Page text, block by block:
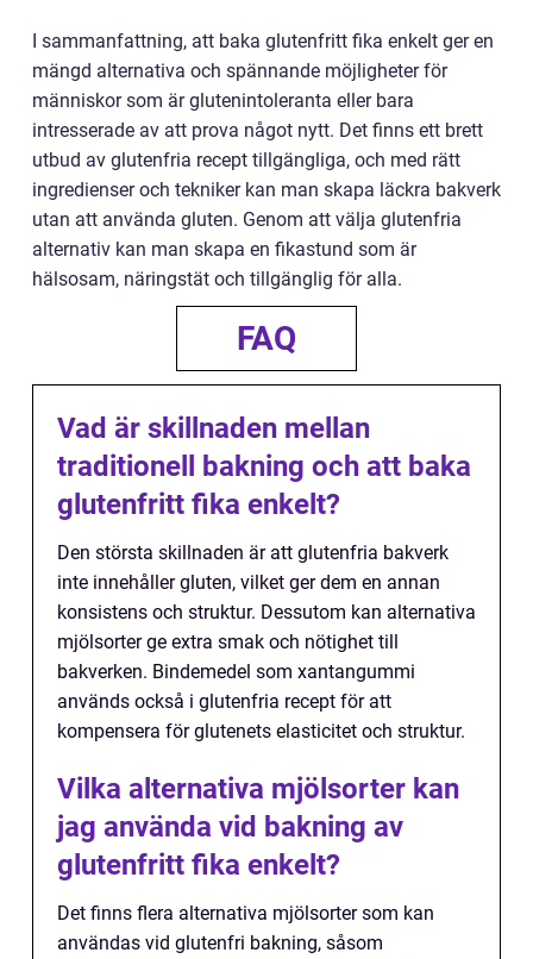
I sammanfattning, att baka glutenfritt fika enkelt ger en
mängd alternativa och spännande möjligheter för
människor som är glutenintoleranta eller bara
intresserade av att prova något nytt. Det finns ett brett
utbud av glutenfria recept tillgängliga, och med rätt
ingredienser och tekniker kan man skapa läckra bakverk
utan att använda gluten. Genom att välja glutenfria
alternativ kan man skapa en fikastund som är
hälsosam, näringstät och tillgänglig för alla.
FAQ
Vad är skillnaden mellan
traditionell bakning och att baka
glutenfritt fika enkelt?
Den största skillnaden är att glutenfria bakverk
inte innehåller gluten, vilket ger dem en annan
konsistens och struktur. Dessutom kan alternativa
mjölsorter ge extra smak och nötighet till
bakverken. Bindemedel som xantangummi
används också i glutenfria recept för att
kompensera för glutenets elasticitet och struktur.
Vilka alternativa mjölsorter kan
jag använda vid bakning av
glutenfritt fika enkelt?
Det finns flera alternativa mjölsorter som kan
användas vid glutenfri bakning, såsom